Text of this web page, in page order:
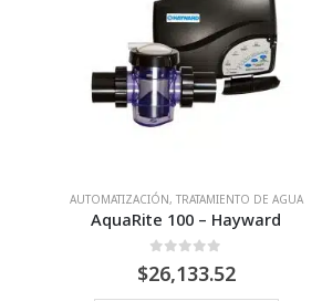
AUTOMATIZACIÓN,CALENTAMIENTO
IHEAT
$2,618.31